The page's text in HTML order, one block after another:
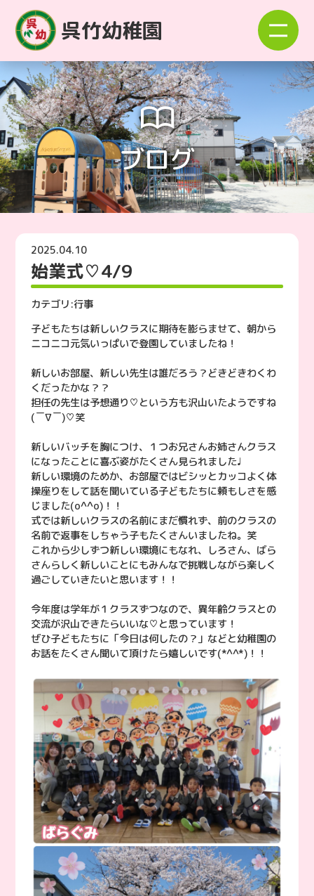
呉竹幼稚園
ブログ
2025.04.10
始業式♡4/9
カテゴリ:行事
子どもたちは新しいクラスに期待を膨らませて、朝から
ニコニコ元気いっぱいで登園していましたね！
新しいお部屋、新しい先生は誰だろう？どきどきわくわ
くだったかな？？
担任の先生は予想通り♡という方も沢山いたようですね
(￣∇￣)♡笑
新しいバッチを胸につけ、１つお兄さんお姉さんクラス
になったことに喜ぶ姿がたくさん見られました♩
新しい環境のためか、お部屋ではビシッとカッコよく体
操座りをして話を聞いている子どもたちに頼もしさを感
じました(o^^o)！！
式では新しいクラスの名前にまだ慣れず、前のクラスの
名前で返事をしちゃう子もたくさんいましたね。笑
これから少しずつ新しい環境にもなれ、しろさん、ばら
さんらしく新しいことにもみんなで挑戦しながら楽しく
過ごしていきたいと思います！！
今年度は学年が１クラスずつなので、異年齢クラスとの
交流が沢山できたらいいな♡と思っています！
ぜひ子どもたちに「今日は何したの？」などと幼稚園の
お話をたくさん聞いて頂けたら嬉しいです(*^^*)！！